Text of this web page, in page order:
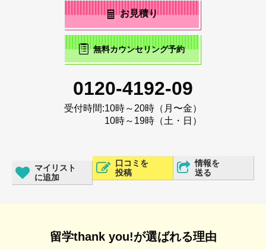
お見積り
無料カウンセリング予約
0120-4192-09
受付時間:10時～20時（月〜金）
10時～19時（土・日）
マイリスト
に追加
口コミを
投稿
情報を
送る
留学thank you!が選ばれる理由